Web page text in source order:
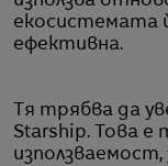
екосистемата
ефективна.
Тя трябва да
Starship. Това